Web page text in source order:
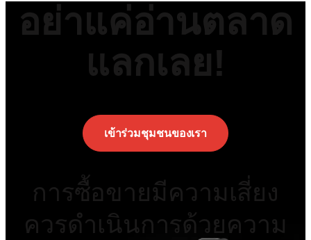
อย่าแค่อ่านตลาด
แลกเลย!
เข้าร่วมชุมชนของเรา
การซื้อขายมีความเสี่ยง
ควรดำเนินการด้วยความ